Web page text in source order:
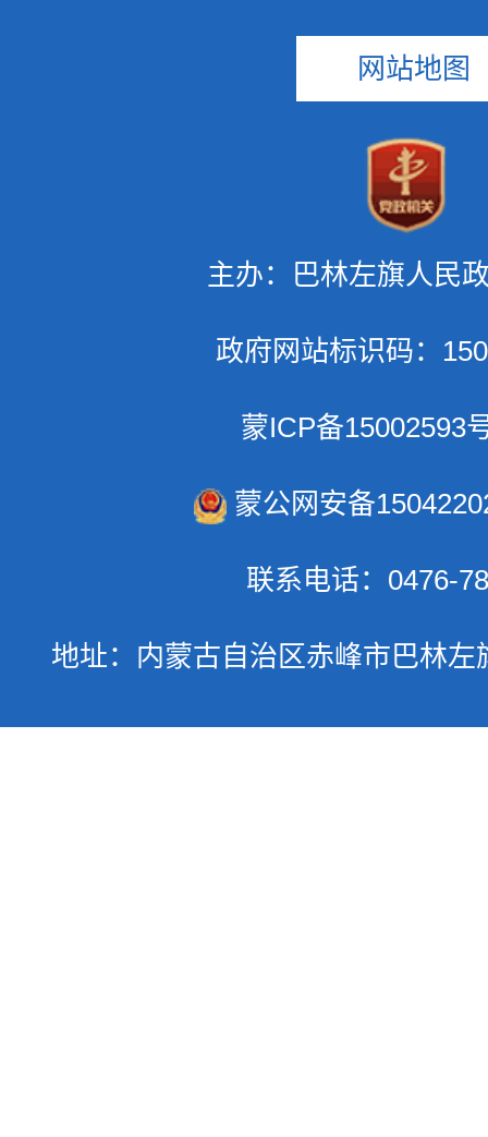
网站地图
主办：巴林左旗人民
政府网站标识码：
蒙ICP备15002593
蒙公网安备
联系电话：0476-
地址：内蒙古自治区赤峰市巴林